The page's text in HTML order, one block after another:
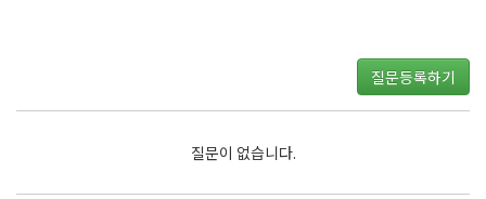
질문등록하기
질문이 없습니다.